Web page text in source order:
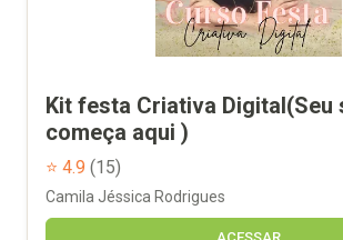
Kit festa Criativa Digital(Seu
começa aqui )
⭐ 4.9 (15)
Camila Jéssica Rodrigues